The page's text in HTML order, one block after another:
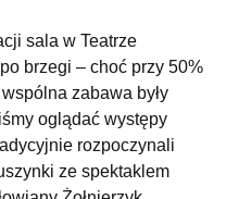
sala w Teatrze
brzegi – choć przy 50%
zabawa były
oglądać występy
rozpoczynali
ze spektaklem